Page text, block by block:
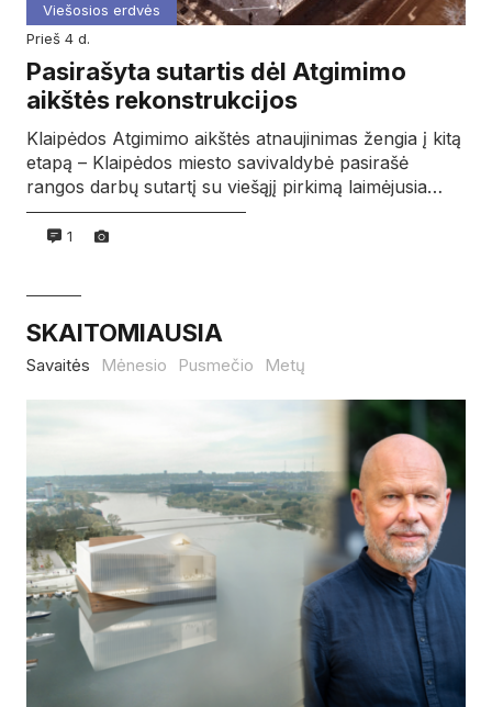
Viešosios erdvės
prieš 4 d.
Pasirašyta sutartis dėl Atgimimo
aikštės rekonstrukcijos
Klaipėdos Atgimimo aikštės atnaujinimas žengia į kitą
etapą – Klaipėdos miesto savivaldybė pasirašė
rangos darbų sutartį su viešąjį pirkimą laimėjusia…
1
SKAITOMIAUSIA
Savaitės Mėnesio Pusmečio Metų